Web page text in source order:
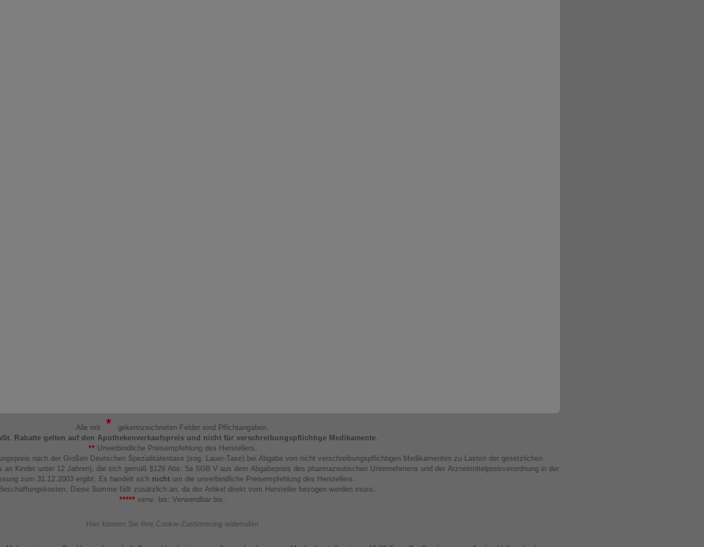
Alle mit
gekennzeichneten Felder sind Pflichtangaben.
Rabatte gelten auf den Apothekenverkaufspreis und nicht für verschreibungspflichtige Medikamente.
**Unverbindliche Preisempfehlung des Herstellers.
nach der Großen Deutschen Spezialitätentaxe (sog. Lauer-Taxe) bei Abgabe von nicht verschreibungspflichtigen Medikamenten zu Lasten der gesetzlichen
Kinder unter 12 Jahren), die sich gemäß §129 Abs. 5a SGB V aus dem Abgabepreis des pharmazeutischen Unternehmens und der Arzneimittelpreisverordnung in der
zum 31.12.2003 ergibt. Es handelt sich nicht um die unverbindliche Preisempfehlung des Herstellers.
Diese Summe fällt zusätzlich an, da der Artikel direkt vom Hersteller bezogen werden muss.
***** verw. bis: Verwendbar bis.
Hier können Sie Ihre Cookie-Zustimmung widerrufen